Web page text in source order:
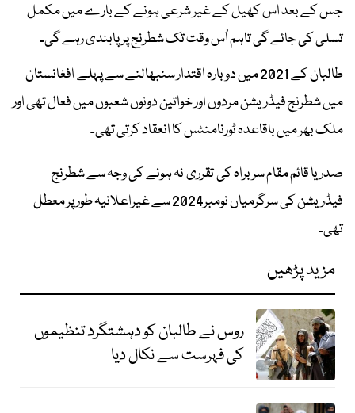
جس کے بعد اس کھیل کے غیر شرعی ہونے کے بارے میں مکمل
تسلی کی جائے گی تاہم اُس وقت تک شطرنج پر پابندی رہے گی۔
طالبان کے 2021 میں دوبارہ اقتدار سنبھالنے سے پہلے افغانستان
میں شطرنج فیڈریشن مردوں اور خواتین دونوں شعبوں میں فعال تھی اور
ملک بھر میں باقاعدہ ٹورنامنٹس کا انعقاد کرتی تھی۔
صدر یا قائم مقام سربراہ کی تقرری نہ ہونے کی وجہ سے شطرنج
فیڈریشن کی سرگرمیاں نومبر2024 سے غیراعلانیہ طور پر معطل
تھی۔
مزید پڑھیں
روس نے طالبان کو دہشتگرد تنظیموں
کی فہرست سے نکال دیا